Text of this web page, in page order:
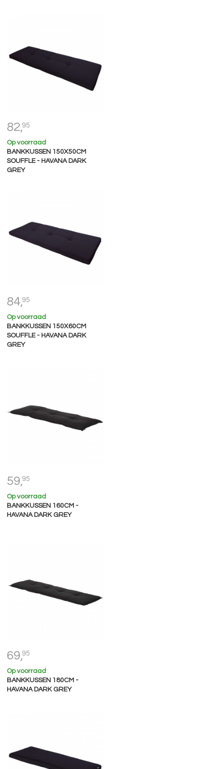
82,95
Op voorraad
BANKKUSSEN 150X50CM
SOUFFLE - HAVANA DARK
GREY
84,95
Op voorraad
BANKKUSSEN 150X60CM
SOUFFLE - HAVANA DARK
GREY
59,95
Op voorraad
BANKKUSSEN 160CM -
HAVANA DARK GREY
69,95
Op voorraad
BANKKUSSEN 180CM -
HAVANA DARK GREY